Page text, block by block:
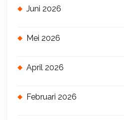
Juni 2026
Mei 2026
April 2026
Februari 2026